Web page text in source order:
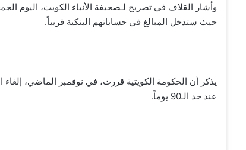
وأشار القلاف في تصريح لـصحيفة الأنباء الكويت، اليوم
حيث ستدخل المبالغ في حساباتهم البنكية قريباً.
يذكر أن الحكومة الكويتية قررت، في نوفمبر الماضي،
عند حد الـ90 يوماً.